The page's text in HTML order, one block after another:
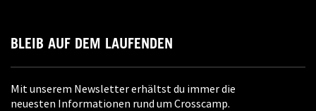
BLEIB AUF DEM LAUFENDEN
Mit unserem Newsletter erhältst du immer die
neuesten Informationen rund um Crosscamp.